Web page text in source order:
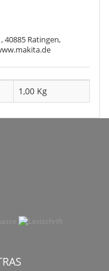
40885 Ratingen,
1,00 Kg